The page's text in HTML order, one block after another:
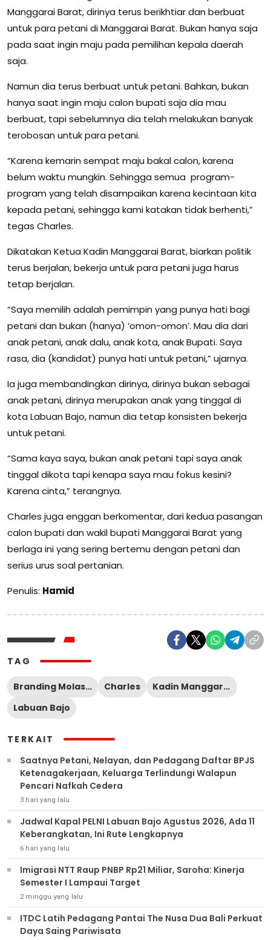
Manggarai Barat, dirinya terus berikhtiar dan berbuat
untuk para petani di Manggarai Barat. Bukan hanya saja
pada saat ingin maju pada pemilihan kepala daerah
saja.
Namun dia terus berbuat untuk petani. Bahkan, bukan
hanya saat ingin maju calon bupati saja dia mau
berbuat, tapi sebelumnya dia telah melakukan banyak
terobosan untuk para petani.
“Karena kemarin sempat maju bakal calon, karena
belum waktu mungkin. Sehingga semua program-
program yang telah disampaikan karena kecintaan kita
kepada petani, sehingga kami katakan tidak berhenti,”
tegas Charles.
Dikatakan Ketua Kadin Manggarai Barat, biarkan politik
terus berjalan, bekerja untuk para petani juga harus
tetap berjalan.
“Saya memilih adalah pemimpin yang punya hati bagi
petani dan bukan (hanya) ‘omon-omon’. Mau dia dari
anak petani, anak dalu, anak kota, anak Bupati. Saya
rasa, dia (kandidat) punya hati untuk petani,” ujarnya.
Ia juga membandingkan dirinya, dirinya bukan sebagai
anak petani, dirinya merupakan anak yang tinggal di
kota Labuan Bajo, namun dia tetap konsisten bekerja
untuk petani.
“Sama kaya saya, bukan anak petani tapi saya anak
tinggal dikota tapi kenapa saya mau fokus kesini?
Karena cinta,” terangnya.
Charles juga enggan berkomentar, dari kedua pasangan
calon bupati dan wakil bupati Manggarai Barat yang
berlaga ini yang sering bertemu dengan petani dan
serius urus soal pertanian.
Penulis: Hamid
TAG
Branding Molas Lembor Charles
Kadin Manggarai Barat
Labuan Bajo
TERKAIT
Saatnya Petani, Nelayan, dan Pedagang Daftar BPJS
Ketenagakerjaan, Keluarga Terlindungi Walapun
Pencari Nafkah Cedera
3 hari yang lalu
Jadwal Kapal PELNI Labuan Bajo Agustus 2026, Ada 11
Keberangkatan, Ini Rute Lengkapnya
6 hari yang lalu
Imigrasi NTT Raup PNBP Rp21 Miliar, Saroha: Kinerja
Semester I Lampaui Target
2 minggu yang lalu
ITDC Latih Pedagang Pantai The Nusa Dua Bali Perkuat
Daya Saing Pariwisata